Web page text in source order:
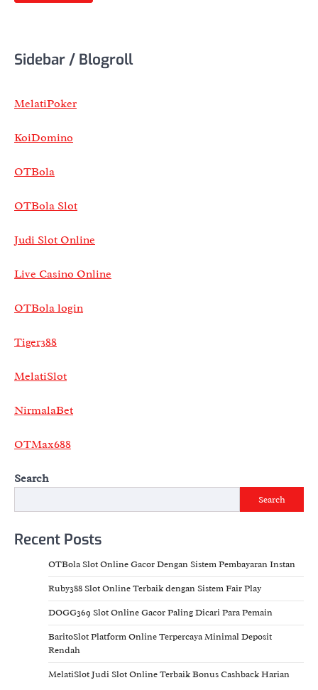
Sidebar / Blogroll
MelatiPoker
KoiDomino
OTBola
OTBola Slot
Judi Slot Online
Live Casino Online
OTBola login
Tiger388
MelatiSlot
NirmalaBet
OTMax688
Search
Search
Recent Posts
OTBola Slot Online Gacor Dengan Sistem Pembayaran Instan
Ruby388 Slot Online Terbaik dengan Sistem Fair Play
DOGG369 Slot Online Gacor Paling Dicari Para Pemain
BaritoSlot Platform Online Terpercaya Minimal Deposit
Rendah
MelatiSlot Judi Slot Online Terbaik Bonus Cashback Harian